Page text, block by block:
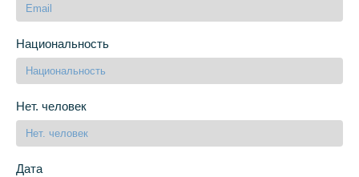
Национальность
Нет. человек
Дата